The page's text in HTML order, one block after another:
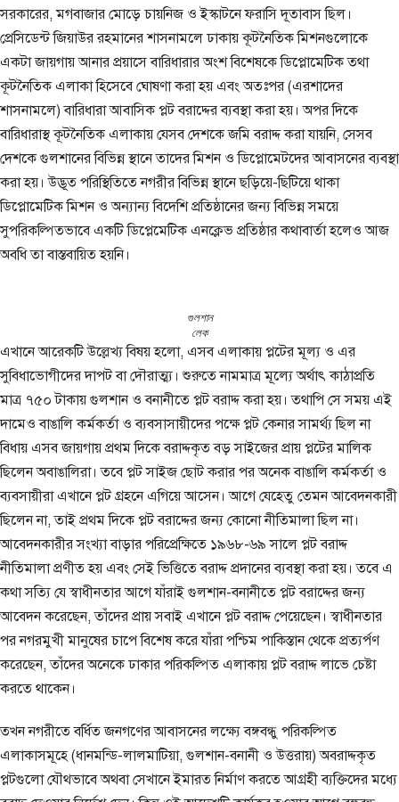
সরকারের, মগবাজার মোড়ে চায়নিজ ও ইস্কাটনে ফরাসি দূতাবাস ছিল।
প্রেসিডেন্ট জিয়াউর রহমানের শাসনামলে ঢাকায় কূটনৈতিক মিশনগুলোকে
একটা জায়গায় আনার প্রয়াসে বারিধারার অংশ বিশেষকে ডিপ্লোমেটিক তথা
কূটনৈতিক এলাকা হিসেবে ঘোষণা করা হয় এবং অতঃপর (এরশাদের
শাসনামলে) বারিধারা আবাসিক প্লট বরাদ্দের ব্যবস্থা করা হয়। অপর দিকে
বারিধারাস্থ কূটনৈতিক এলাকায় যেসব দেশকে জমি বরাদ্দ করা যায়নি, সেসব
দেশকে গুলশানের বিভিন্ন স্থানে তাদের মিশন ও ডিপ্লোমেটদের আবাসনের ব্যবস্থা
করা হয়। উদ্ভূত পরিস্থিতিতে নগরীর বিভিন্ন স্থানে ছড়িয়ে-ছিটিয়ে থাকা
ডিপ্লোমেটিক মিশন ও অন্যান্য বিদেশি প্রতিষ্ঠানের জন্য বিভিন্ন সময়ে
সুপরিকল্পিতভাবে একটি ডিপ্লেমেটিক এনক্লেভ প্রতিষ্ঠার কথাবার্তা হলেও আজ
অবধি তা বাস্তবায়িত হয়নি।
গুলশান
লেক
এখানে আরেকটি উল্লেখ্য বিষয় হলো, এসব এলাকায় প্লটের মূল্য ও এর
সুবিধাভোগীদের দাপট বা দৌরাত্ম্য। শুরুতে নামমাত্র মূল্যে অর্থাৎ কাঠাপ্রতি
মাত্র ৭৫০ টাকায় গুলশান ও বনানীতে প্লট বরাদ্দ করা হয়। তথাপি সে সময় এই
দামেও বাঙালি কর্মকর্তা ও ব্যবসাসায়ীদের পক্ষে প্লট কেনার সামর্থ্য ছিল না
বিধায় এসব জায়গায় প্রথম দিকে বরাদ্দকৃত বড় সাইজের প্রায় প্লটের মালিক
ছিলেন অবাঙালিরা। তবে প্লট সাইজ ছোট করার পর অনেক বাঙালি কর্মকর্তা ও
ব্যবসায়ীরা এখানে প্লট গ্রহনে এগিয়ে আসেন। আগে যেহেতু তেমন আবেদনকারী
ছিলেন না, তাই প্রথম দিকে প্লট বরাদ্দের জন্য কোনো নীতিমালা ছিল না।
আবেদনকারীর সংখ্যা বাড়ার পরিপ্রেক্ষিতে ১৯৬৮-৬৯ সালে প্লট বরাদ্দ
নীতিমালা প্রণীত হয় এবং সেই ভিত্তিতে বরাদ্দ প্রদানের ব্যবস্থা করা হয়। তবে এ
কথা সত্যি যে স্বাধীনতার আগে যাঁরাই গুলশান-বনানীতে প্লট বরাদ্দের জন্য
আবেদন করেছেন, তাঁদের প্রায় সবাই এখানে প্লট বরাদ্দ পেয়েছেন। স্বাধীনতার
পর নগরমুখী মানুষের চাপে বিশেষ করে যাঁরা পশ্চিম পাকিস্তান থেকে প্রত্যর্পণ
করেছেন, তাঁদের অনেকে ঢাকার পরিকল্পিত এলাকায় প্লট বরাদ্দ লাভে চেষ্টা
করতে থাকেন।
তখন নগরীতে বর্ধিত জনগণের আবাসনের লক্ষ্যে বঙ্গবন্ধু পরিকল্পিত
এলাকাসমূহে (ধানমন্ডি-লালমাটিয়া, গুলশান-বনানী ও উত্তরায়) অবরাদ্দকৃত
প্লটগুলো যৌথভাবে অথবা সেখানে ইমারত নির্মাণ করতে আগ্রহী ব্যক্তিদের মধ্যে